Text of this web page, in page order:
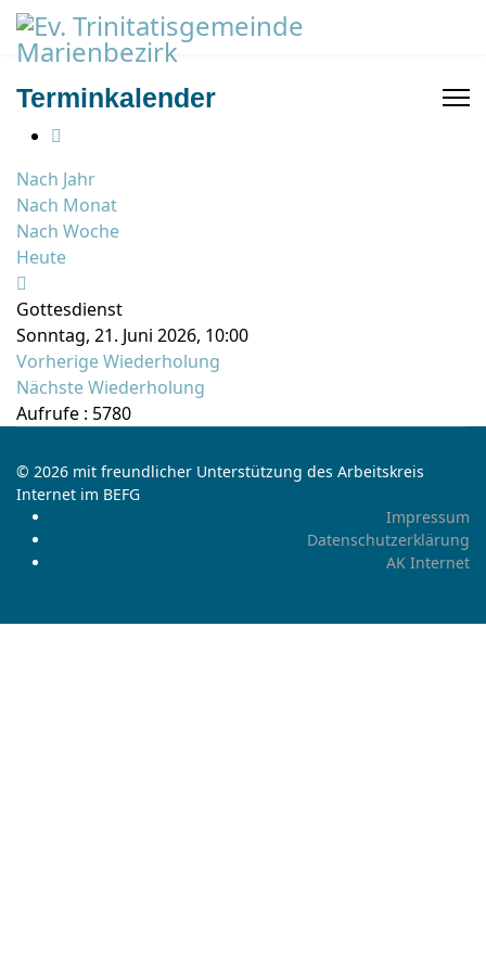
Terminkalender
Nach Jahr
Nach Monat
Nach Woche
Heute
Gottesdienst
Sonntag, 21. Juni 2026, 10:00
Vorherige Wiederholung
Nächste Wiederholung
Aufrufe : 5780
© 2026 mit freundlicher Unterstützung des Arbeitskreis
Internet im BEFG
Impressum
Datenschutzerklärung
AK Internet